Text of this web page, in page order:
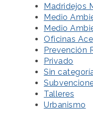
Madridejos
Medio
Medio
Oficinas
Prevención
Privado
Sin
Talleres
Urbanismo